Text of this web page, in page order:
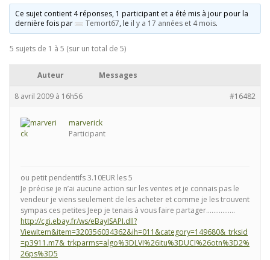
CONNEXION
Ce sujet contient 4 réponses, 1 participant et a été mis à jour pour la
dernière fois par
Temort67, le il y a 17 années et 4 mois.
5 sujets de 1 à 5 (sur un total de 5)
Auteur Messages
8 avril 2009 à 16h56 #16482
marverick
Participant
ou petit pendentifs 3.10EUR les 5
Je précise je n’ai aucune action sur les ventes et je connais pas le
vendeur je viens seulement de les acheter et comme je les trouvent
sympas ces petites Jeep je tenais à vous faire partager…………….
http://cgi.ebay.fr/ws/eBayISAPI.dll?
ViewItem&item=320356034362&ih=011&category=149680&_trksid
=p3911.m7&_trkparms=algo%3DLVI%26itu%3DUCI%26otn%3D2%
26ps%3D5